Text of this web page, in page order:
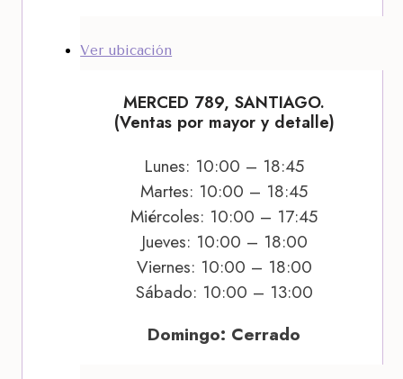
Ver ubicación
MERCED 789, SANTIAGO.
(Ventas por mayor y detalle)
Lunes: 10:00 – 18:45
Martes: 10:00 – 18:45
Miércoles: 10:00 – 17:45
Jueves: 10:00 – 18:00
Viernes: 10:00 – 18:00
Sábado: 10:00 – 13:00
Domingo: Cerrado